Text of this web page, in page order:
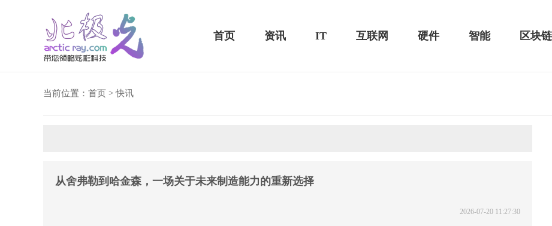
首页 资讯 IT 互联网 硬件 智能 区块链
当前位置： 首页 >快讯
从舍弗勒到哈金森，一场关于未来制造能力的重新选择
2026-07-20 11:27:30